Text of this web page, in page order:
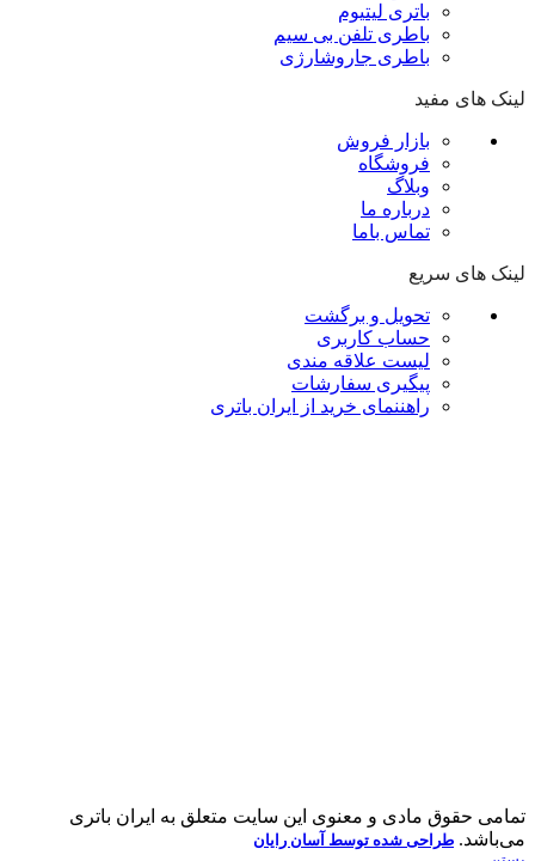
باتری لیتیوم
باطری تلفن بی سیم
باطری جاروشارژی
لینک های مفید
بازار فروش
فروشگاه
وبلاگ
درباره ما
تماس باما
لینک های سریع
تحویل و برگشت
حساب کاربری
لیست علاقه مندی
پیگیری سفارشات
راهننمای خرید از ایران باتری
تمامی حقوق مادی و معنوی این سایت متعلق به ایران باتری
می‌باشد. طراحی شده توسط آسان رایان